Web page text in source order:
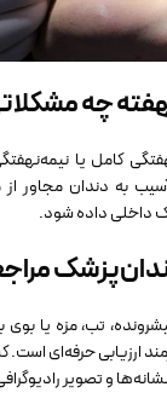
چه
کامل یا
به دندان مجاور
داخلی داده شود.
تب، مزه یا
ارزیابی حرفه‌ای است.
و تصویر